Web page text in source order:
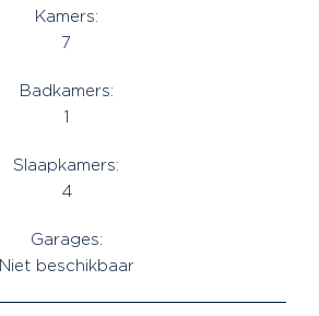
Kamers:
7
Badkamers:
1
Slaapkamers:
4
Garages:
Niet beschikbaar